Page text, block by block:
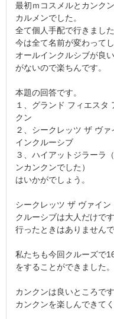
最初ｍコスメルとカンク
カルメンでした。
全て個人手配で行きまし
今は全て名前が変わってし
オールインクルシブが良
がないので楽ちんです。
本題の回答です。
１、グランド フィエスタ
クン
２、シークレッツ ザ ヴ
インクルーシブ
３、ハイアットジラーラ
ンカンクンでした）
はいかがでしょう。
シークレッツ ザ ヴァイ
クルーシブは大人だけで
行ったときはありませんで
私たちも今回クルーズで
をすることができました。
カンクンは良いところです
カンクンを楽しんできてく